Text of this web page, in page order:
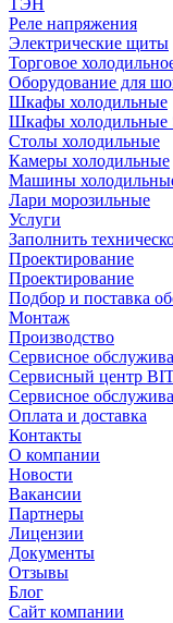
ТЭН
Реле напряжения
Электрические щиты
Торговое
Оборудование для
Шкафы холодильные
Шкафы холодильные
Столы холодильные
Камеры холодильные
Машины
Лари морозильные
Услуги
Заполнить
Проектирование
Проектирование
Подбор и поставка
Монтаж
Производство
Сервисное
Сервисный центр
Сервисное
Оплата и доставка
Контакты
О компании
Новости
Вакансии
Партнеры
Лицензии
Документы
Отзывы
Блог
Сайт компании